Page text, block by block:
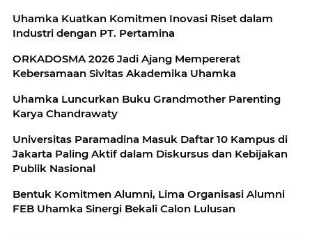
Uhamka Kuatkan Komitmen Inovasi Riset dalam
Industri dengan PT. Pertamina
ORKADOSMA 2026 Jadi Ajang Mempererat
Kebersamaan Sivitas Akademika Uhamka
Uhamka Luncurkan Buku Grandmother Parenting
Karya Chandrawaty
Universitas Paramadina Masuk Daftar 10 Kampus di
Jakarta Paling Aktif dalam Diskursus dan Kebijakan
Publik Nasional
Bentuk Komitmen Alumni, Lima Organisasi Alumni
FEB Uhamka Sinergi Bekali Calon Lulusan